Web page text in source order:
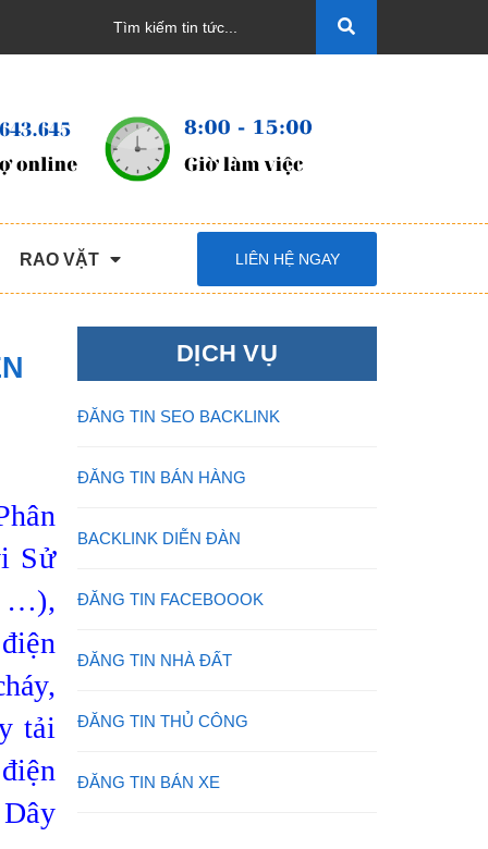
RAO VẶT LIÊN HỆ NGAY
Sử
…),
tải
DỊCH VỤ
ĐĂNG TIN SEO BACKLINK
ĐĂNG TIN BÁN HÀNG
BACKLINK DIỄN ĐÀN
ĐĂNG TIN FACEBOOOK
ĐĂNG TIN NHÀ ĐẤT
ĐĂNG TIN THỦ CÔNG
ĐĂNG TIN BÁN XE